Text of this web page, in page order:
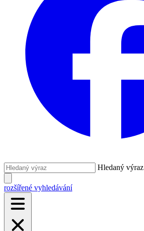
Hledaný výraz
rozšířené vyhledávání